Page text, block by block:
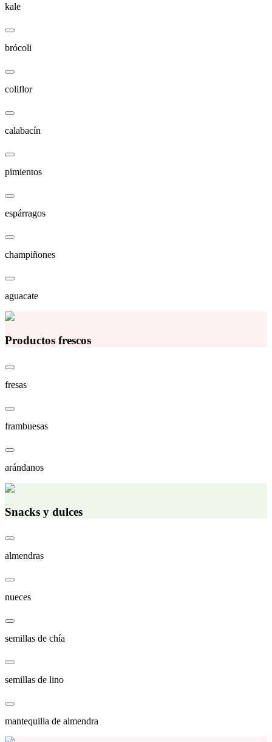
kale
brócoli
coliflor
calabacín
pimientos
espárragos
champiñones
aguacate
Productos frescos
fresas
frambuesas
arándanos
Snacks y dulces
almendras
nueces
semillas de chía
semillas de lino
mantequilla de almendra